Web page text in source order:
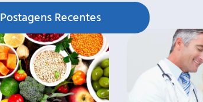
Postagens Recentes